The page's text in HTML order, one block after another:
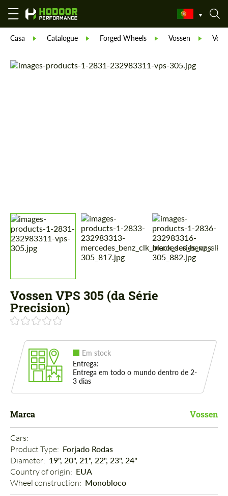
Casa Catalogue Forged Wheels Vossen
Vossen VPS 305 (da Série
Precision)
Em stock
Entrega:
Entrega em todo o mundo dentro de 2-
3 dias
Marca Vossen
Cars:
Product Type: Forjado Rodas
Diameter: 19", 20", 21", 22", 23", 24"
Country of origin: EUA
Wheel construction: Monobloco